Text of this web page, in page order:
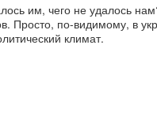
им, чего не удалось
Просто, по-видимому, в
климат.